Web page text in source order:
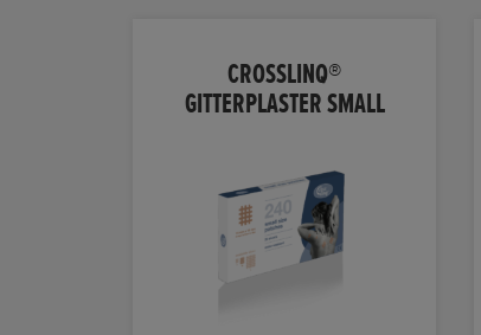
CROSSLINQ®
GITTERPLASTER SMALL